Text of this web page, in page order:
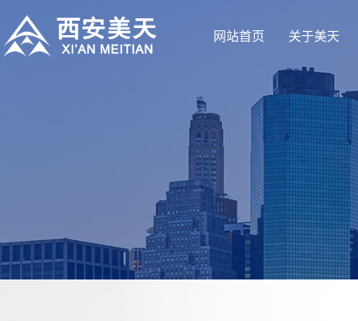
网站首页 关于美天